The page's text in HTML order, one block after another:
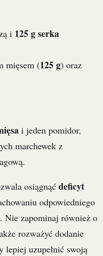
i 125 g serka
mięsem (125 g) oraz
i jeden pomidor,
marchewek z
osiągnąć deficyt
odpowiedniego
Nie zapominaj również o
rozważyć dodanie
lepiej uzupełnić swoją